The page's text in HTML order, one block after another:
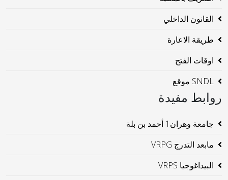
القانون الداخلي
طريقة الاعارة
اوقات الفتح
SNDL موقع
روابط مفيدة
جامعة وهران1 أحمد بن بلة
مابعد التدرج VRPG
البيداغوجيا VRPS